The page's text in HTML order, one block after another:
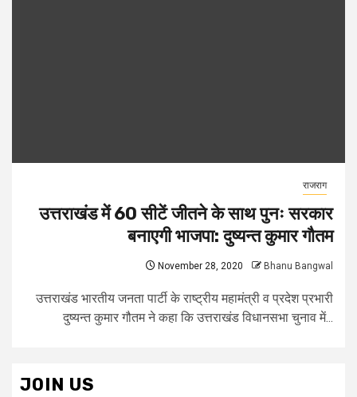
राजराग
उत्तराखंड में 60 सीटें जीतने के साथ पुनः सरकार
बनाएगी भाजपा: दुष्यन्त कुमार गौतम
November 28, 2020 Bhanu Bangwal
उत्तराखंड भारतीय जनता पार्टी के राष्ट्रीय महामंत्री व प्रदेश प्रभारी
दुष्यन्त कुमार गौतम ने कहा कि उत्तराखंड विधानसभा चुनाव में...
JOIN US